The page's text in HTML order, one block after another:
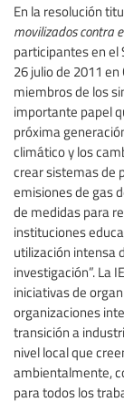
En la resolución
movilizados contra
participantes en el
26 julio de 2011 en
miembros de los
importante papel
próxima
climático y los
crear sistemas de
emisiones de gas
de medidas para
instituciones
utilización intensa
investigación”. La
iniciativas de
organizaciones
transición a
nivel local que
ambientalmente,
para todos los